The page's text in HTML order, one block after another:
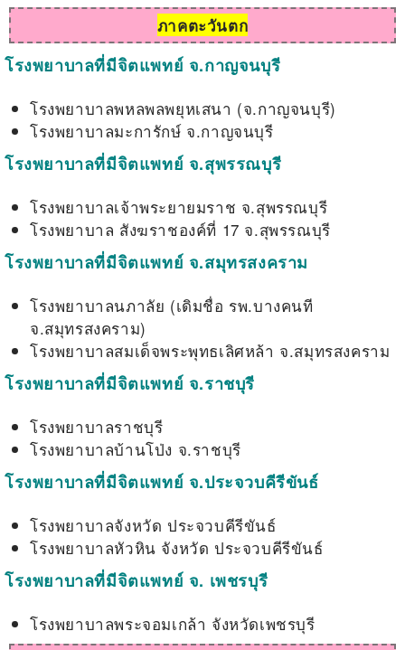
ภาคตะวันตก
โรงพยาบาลที่มีจิตแพทย์ จ.กาญจนบุรี
โรงพยาบาลพหลพลพยุหเสนา (จ.กาญจนบุรี)
โรงพยาบาลมะการักษ์ จ.กาญจนบุรี
โรงพยาบาลที่มีจิตแพทย์ จ.สุพรรณบุรี
โรงพยาบาลเจ้าพระยายมราช จ.สุพรรณบุรี
โรงพยาบาล สังฆราชองค์ที่ 17 จ.สุพรรณบุรี
โรงพยาบาลที่มีจิตแพทย์ จ.สมุทรสงคราม
โรงพยาบาลนภาลัย (เดิมชื่อ รพ.บางคนที
จ.สมุทรสงคราม)
โรงพยาบาลสมเด็จพระพุทธเลิศหล้า จ.สมุทรสงคราม
โรงพยาบาลที่มีจิตแพทย์ จ.ราชบุรี
โรงพยาบาลราชบุรี
โรงพยาบาลบ้านโป่ง จ.ราชบุรี
โรงพยาบาลที่มีจิตแพทย์ จ.ประจวบคีรีขันธ์
โรงพยาบาลจังหวัด ประจวบคีรีขันธ์
โรงพยาบาลหัวหิน จังหวัด ประจวบคีรีขันธ์
โรงพยาบาลที่มีจิตแพทย์ จ. เพชรบุรี
โรงพยาบาลพระจอมเกล้า จังหวัดเพชรบุรี